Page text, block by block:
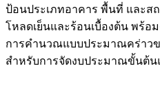
ป้อนประเภทอาคาร พื้นที่ และส
โหลดเย็นและร้อนเบื้องต้น พร้
การคำนวณแบบประมาณคร่าว
สำหรับการจัดงบประมาณขั้นต้น